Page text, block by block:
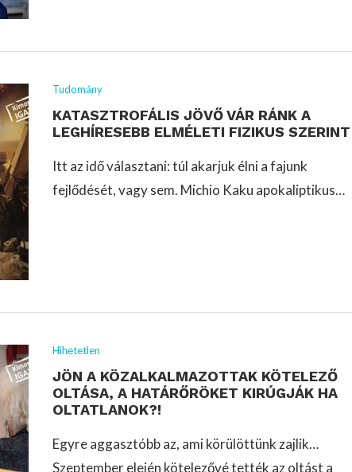
Tudomány
KATASZTROFÁLIS JÖVŐ VÁR RÁNK A
LEGHÍRESEBB ELMÉLETI FIZIKUS SZERINT
Itt az idő választani: túl akarjuk élni a fajunk
fejlődését, vagy sem. Michio Kaku apokaliptikus…
Hihetetlen
JÖN A KÖZALKALMAZOTTAK KÖTELEZŐ
OLTÁSA, A HATÁRŐRÖKET KIRÚGJÁK HA
OLTATLANOK?!
Egyre aggasztóbb az, ami körülöttünk zajlik…
Szeptember elején kötelezővé tették az oltást a